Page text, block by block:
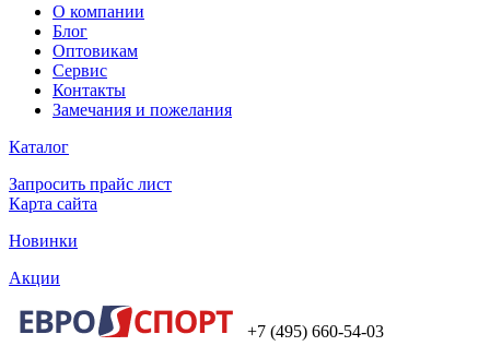
О компании
Блог
Оптовикам
Сервис
Контакты
Замечания и пожелания
Каталог
Запросить прайс лист
Карта сайта
Новинки
Акции
+7 (495) 660-54-03